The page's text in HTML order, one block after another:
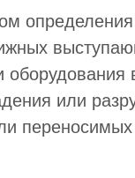
или